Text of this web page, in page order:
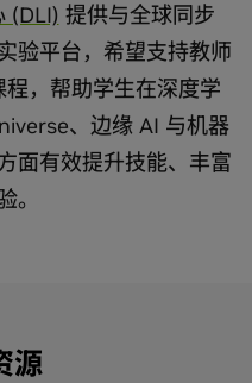
(DLI) 提供与全球同步
验平台，希望支持教师
，帮助学生在深度学
、边缘 AI 与机器
面有效提升技能、丰富
。
源